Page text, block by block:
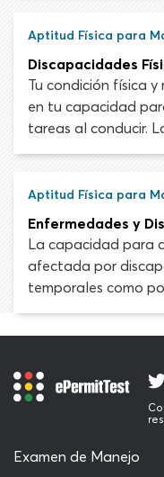
peligros en la
al mismo tiempo.
situaciones,
físicamente exigente.
Aptitud Física para
Discapacidades
Tu condición física
en tu capacidad
tareas al conducir.
físicas o mentales
segura.
Aptitud Física para
Enfermedades y
La capacidad para
afectada por
temporales como
constantes y
generalmente estás
significa que
Examen de Manejo